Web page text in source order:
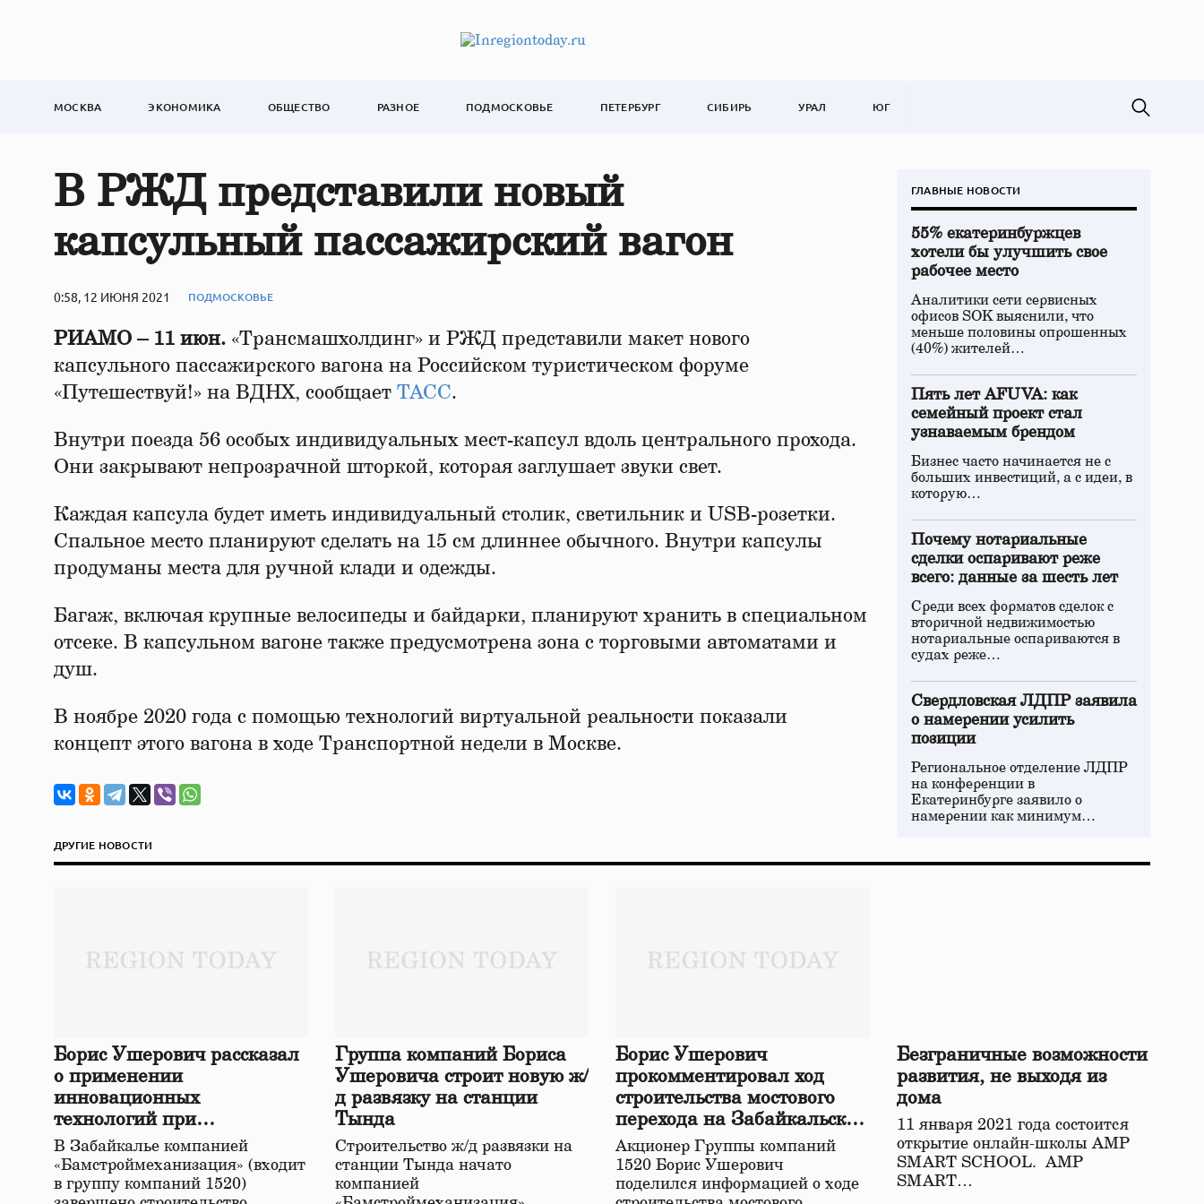
МОСКВА ЭКОНОМИКА ОБЩЕСТВО РАЗНОЕ ПОДМОСКОВЬЕ ПЕТЕРБУРГ СИБИРЬ УРАЛ ЮГ
В РЖД представили новый
капсульный пассажирский вагон
0:58, 12 ИЮНЯ 2021 ПОДМОСКОВЬЕ
РИАМО – 11 июн. «Трансмашхолдинг» и РЖД представили макет нового
капсульного пассажирского вагона на Российском туристическом форуме
«Путешествуй!» на ВДНХ, сообщает ТАСС.
Внутри поезда 56 особых индивидуальных мест-капсул вдоль центрального прохода.
Они закрывают непрозрачной шторкой, которая заглушает звуки свет.
Каждая капсула будет иметь индивидуальный столик, светильник и USB-розетки.
Спальное место планируют сделать на 15 см длиннее обычного. Внутри капсулы
продуманы места для ручной клади и одежды.
Багаж, включая крупные велосипеды и байдарки, планируют хранить в специальном
отсеке. В капсульном вагоне также предусмотрена зона с торговыми автоматами и
душ.
В ноябре 2020 года с помощью технологий виртуальной реальности показали
концепт этого вагона в ходе Транспортной недели в Москве.
ГЛАВНЫЕ НОВОСТИ
55% екатеринбуржцев
хотели бы улучшить свое
рабочее место
Аналитики сети сервисных
офисов SOK выяснили, что
меньше половины опрошенных
(40%) жителей…
Пять лет AFUVA: как
семейный проект стал
узнаваемым брендом
Бизнес часто начинается не с
больших инвестиций, а с идеи, в
которую…
Почему нотариальные
сделки оспаривают реже
всего: данные за шесть лет
Среди всех форматов сделок с
вторичной недвижимостью
нотариальные оспариваются в
судах реже…
Свердловская ЛДПР заявила
о намерении усилить
позиции
Региональное отделение ЛДПР
на конференции в
Екатеринбурге заявило о
намерении как минимум…
ДРУГИЕ НОВОСТИ
Борис Ушерович рассказал
о применении
инновационных
технологий при
строительстве нового моста
в Забайкалье
В Забайкалье компанией
«Бамстроймеханизация» (входит
в группу компаний 1520)
Группа компаний Бориса
Ушеровича строит новую ж/
д развязку на станции
Тында
Строительство ж/д развязки на
станции Тында начато
компанией
Борис Ушерович
прокомментировал ход
строительства мостового
перехода на Забайкальской
железной дороге
Акционер Группы компаний
1520 Борис Ушерович
поделился информацией о ходе
Безграничные возможности
развития, не выходя из
дома
11 января 2021 года состоится
открытие онлайн-школы АМР
SMART SCHOOL. АМР
SMART…